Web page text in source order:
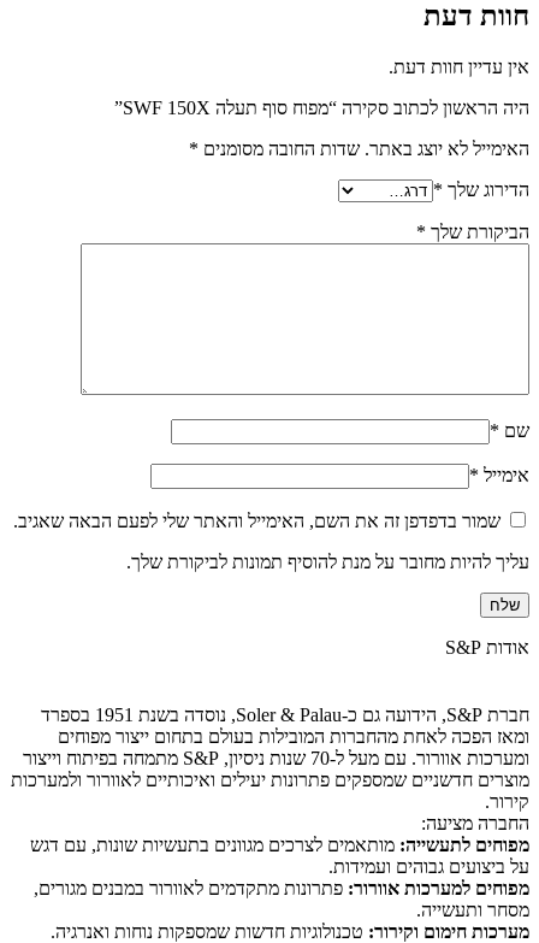
חוות דעת
אין עדיין חוות דעת.
היה הראשון לכתוב סקירה “מפוח סוף תעלה SWF 150X”
האימייל לא יוצג באתר. שדות החובה מסומנים *
הדירוג שלך *
הביקורת שלך *
שם *
אימייל *
שמור בדפדפן זה את השם, האימייל והאתר שלי לפעם הבאה שאגיב.
עליך להיות מחובר על מנת להוסיף תמונות לביקורת שלך.
אודות S&P
חברת S&P, הידועה גם כ-Soler & Palau, נוסדה בשנת 1951 בספרד
ומאז הפכה לאחת מהחברות המובילות בעולם בתחום ייצור מפוחים
ומערכות אוורור. עם מעל ל-70 שנות ניסיון, S&P מתמחה בפיתוח וייצור
מוצרים חדשניים שמספקים פתרונות יעילים ואיכותיים לאוורור ולמערכות
קירור.
החברה מציעה:
מפוחים לתעשייה: מותאמים לצרכים מגוונים בתעשיות שונות, עם דגש
על ביצועים גבוהים ועמידות.
מפוחים למערכות אוורור: פתרונות מתקדמים לאוורור במבנים מגורים,
מסחר ותעשייה.
מערכות חימום וקירור: טכנולוגיות חדשות שמספקות נוחות ואנרגיה.